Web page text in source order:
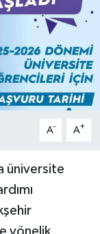
A- A+
üniversite